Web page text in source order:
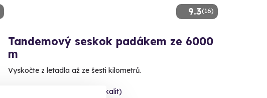
9.3(16)
Tandemový seskok padákem ze 6000
m
Vyskočte z letadla až ze šesti kilometrů.
Prostějov (+ 5 dalších lokalit)